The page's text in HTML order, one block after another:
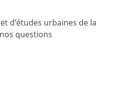
d’études urbaines de la
questions